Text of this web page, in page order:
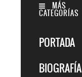
MÁS
CATEGORÍAS
PORTADA
BIOGRAFÍA